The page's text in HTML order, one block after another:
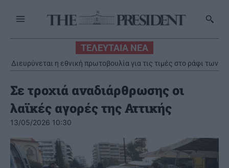
ΤΕΛΕΥΤΑΙΑ ΝΕΑ
Διευρύνεται η εθνική πρωτοβουλία για τις τιμές στο ράφι των
σούπερ μάρκετ
Σε τροχιά αναδιάρθρωσης οι
λαϊκές αγορές της Αττικής
13/05/2026 10:30